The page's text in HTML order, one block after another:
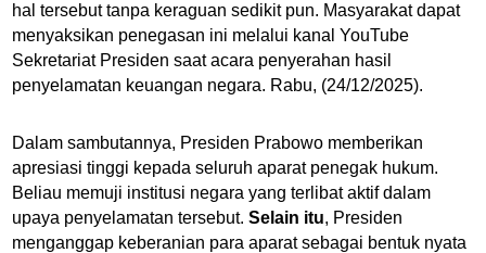
hal tersebut tanpa keraguan sedikit pun. Masyarakat dapat
menyaksikan penegasan ini melalui kanal YouTube
Sekretariat Presiden saat acara penyerahan hasil
penyelamatan keuangan negara. Rabu, (24/12/2025).
Dalam sambutannya, Presiden Prabowo memberikan
apresiasi tinggi kepada seluruh aparat penegak hukum.
Beliau memuji institusi negara yang terlibat aktif dalam
upaya penyelamatan tersebut.Selain itu, Presiden
menganggap keberanian para aparat sebagai bentuk nyata